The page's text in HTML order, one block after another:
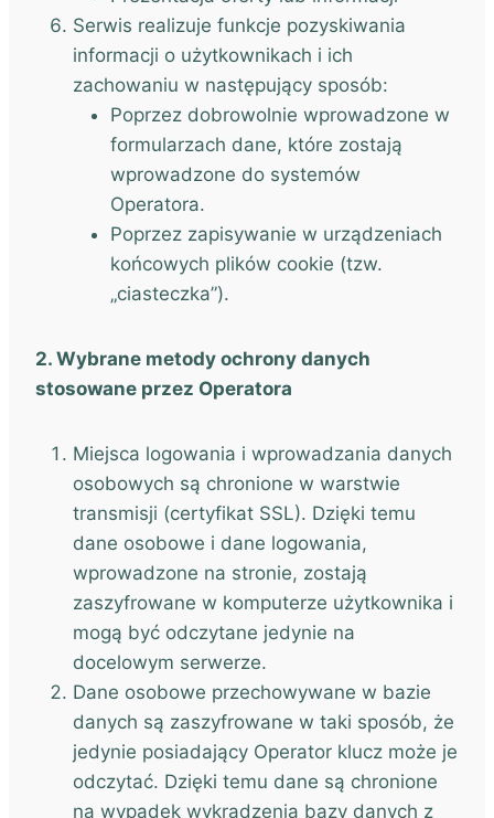
Serwis realizuje funkcje pozyskiwania
informacji o użytkownikach i ich
zachowaniu w następujący sposób:
Poprzez dobrowolnie wprowadzone w
formularzach dane, które zostają
wprowadzone do systemów
Operatora.
Poprzez zapisywanie w urządzeniach
końcowych plików cookie (tzw.
„ciasteczka”).
2. Wybrane metody ochrony danych
stosowane przez Operatora
Miejsca logowania i wprowadzania danych
osobowych są chronione w warstwie
transmisji (certyfikat SSL). Dzięki temu
dane osobowe i dane logowania,
wprowadzone na stronie, zostają
zaszyfrowane w komputerze użytkownika i
mogą być odczytane jedynie na
docelowym serwerze.
Dane osobowe przechowywane w bazie
danych są zaszyfrowane w taki sposób, że
jedynie posiadający Operator klucz może je
odczytać. Dzięki temu dane są chronione
na wypadek wykradzenia bazy danych z